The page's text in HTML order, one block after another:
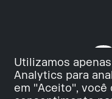
Utilizamos
Analytics para
em "Aceito", você